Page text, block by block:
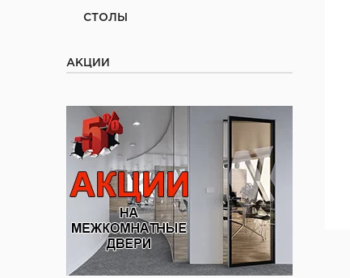
СТОЛЫ
АКЦИИ